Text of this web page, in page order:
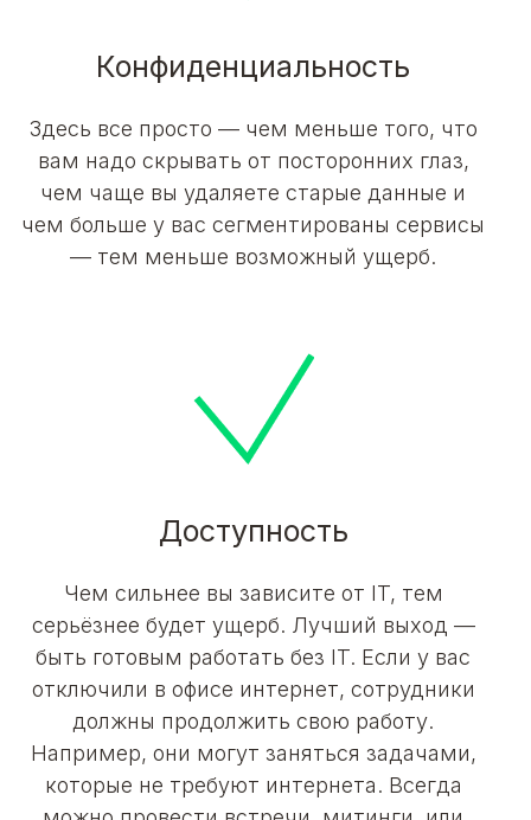
Конфиденциальность
Здесь все просто — чем меньше того, что
вам надо скрывать от посторонних глаз,
чем чаще вы удаляете старые данные и
чем больше у вас сегментированы сервисы
— тем меньше возможный ущерб.
Доступность
Чем сильнее вы зависите от IT, тем
серьёзнее будет ущерб. Лучший выход —
быть готовым работать без IT. Если у вас
отключили в офисе интернет, сотрудники
должны продолжить свою работу.
Например, они могут заняться задачами,
которые не требуют интернета. Всегда